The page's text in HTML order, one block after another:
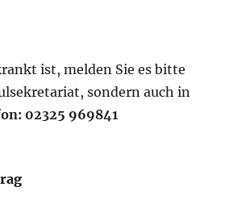
ist, melden Sie es bitte
sondern auch in
02325 969841